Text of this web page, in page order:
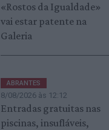
«Rostos da Igualdade»
vai estar patente na
Galeria
ABRANTES
8/08/2026 às 12:12
Entradas gratuitas nas
piscinas, insufláveis,